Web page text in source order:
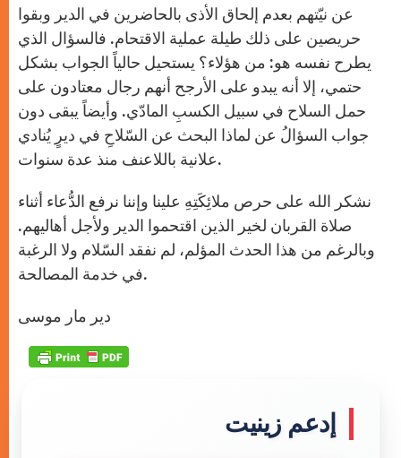
عن نيّتهم بعدم إلحاق الأذى بالحاضرين في الدير وبقوا
حريصين على ذلك طيلة عملية الاقتحام. فالسؤال الذي
يطرح نفسه هو: من هؤلاء؟ يستحيل حالياً الجواب بشكل
حتمي، إلا أنه يبدو على الأرجح أنهم رجال معتادون على
حمل السلاح في سبيل الكسبِ المادّي. وأيضاً يبقى دون
جواب السؤالُ عن لماذا البحث عن السّلاحِ في ديرٍ يُنادي
علانية باللاعنف منذ عدة سنوات.
نشكر الله على حرص ملائِكَتِهِ علينا وإننا نرفع الدُّعاء أثناء
صلاة القربان لخير الذين اقتحموا الدير ولأجل أهاليهم.
وبالرغم من هذا الحدث المؤلم، لم نفقد السّلام ولا الرغبة
في خدمة المصالحة.
دير مار موسى
إدعم زينيت